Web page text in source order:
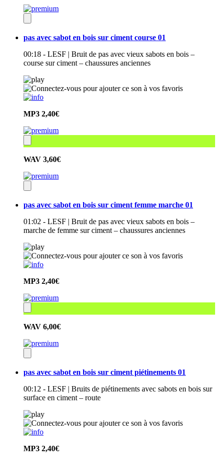
pas avec sabot en bois sur ciment course 01
00:18 - LESF | Bruit de pas avec vieux sabots en bois –
course sur ciment – chaussures anciennes
MP3 2,40€
WAV 3,60€
pas avec sabot en bois sur ciment femme marche 01
01:02 - LESF | Bruit de pas avec vieux sabots en bois –
marche de femme sur ciment – chaussures anciennes
MP3 2,40€
WAV 6,00€
pas avec sabot en bois sur ciment piétinements 01
00:12 - LESF | Bruits de piétinements avec sabots en bois sur
surface en ciment – route
MP3 2,40€